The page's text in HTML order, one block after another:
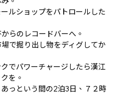
ルショップをパトロールした
らのレコードバーへ。
で掘り出し物をディグしてか
でパワーチャージしたら漢江
を。
っという間の2泊3日、７２時